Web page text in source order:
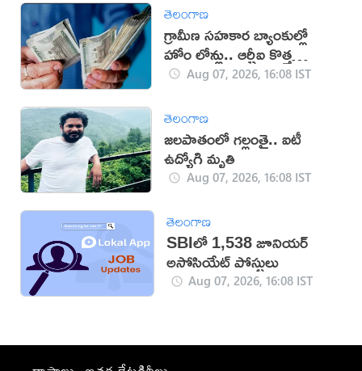
తెలంగాణ
గ్రామీణ సహకార బ్యాంకుల్లో
హోం లోన్లు.. ఆర్బీఐ కొత్త
నిబంధనలు
Aug 07, 2026, 16:08 IST
తెలంగాణ
జలపాతంలో గల్లంతై.. ఐటీ
ఉద్యోగి మృతి
Aug 07, 2026, 16:08 IST
తెలంగాణ
SBIలో 1,538 జూనియర్
అసోసియేట్ పోస్టులు
Aug 07, 2026, 16:08 IST